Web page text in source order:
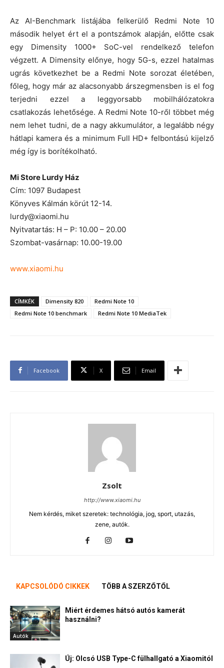
Az AI-Benchmark listájába felkerülő Redmi Note 10
második helyet ért el a pontszámok alapján, előtte csak
egy Dimensity 1000+ SoC-vel rendelkező telefon
végzett. A Dimensity előnye, hogy 5G-s, ezzel hatalmas
ugrás következhet be a Redmi Note sorozat életében,
főleg, hogy már az alacsonyabb árszegmensben is el fog
terjedni ezzel a leggyorsabb mobilhálózatokra
csatlakozás lehetősége. A Redmi Note 10-ről többet még
nem lehet tudni, de a nagy akkumulátor, a legalább négy
hátlapi kamera és a minimum Full HD+ felbontású kijelző
még így is borítékolható.
Mi Store Lurdy Ház
Cím: 1097 Budapest
Könyves Kálmán körút 12-14.
lurdy@xiaomi.hu
Nyitvatartás: H – P: 10.00 – 20.00
Szombat-vasárnap: 10.00-19.00
www.xiaomi.hu
CÍMKÉK Dimensity 820
Redmi Note 10
Redmi Note 10 benchmark
Redmi Note 10 MediaTek
Facebook X Email
Zsolt
http://www.xiaomi.hu
Nem kérdés, miket szeretek: technológia, jog, sport, utazás,
zene, autók.
KAPCSOLÓDÓ CIKKEK TÖBB A SZERZŐTŐL
Autók
Miért érdemes hátsó autós kamerát
használni?
Új: Olcsó USB Type-C fülhallgató a Xiaomitól